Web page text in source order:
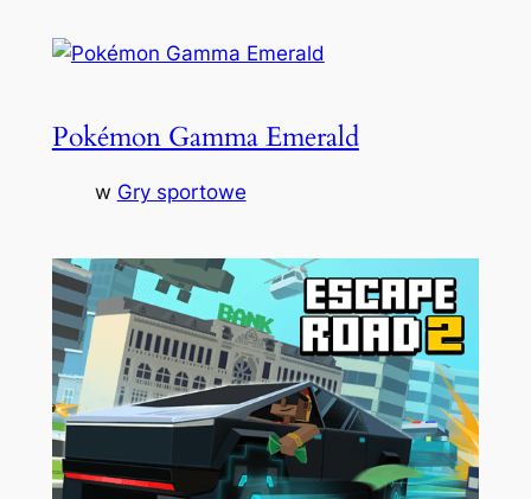
Pokémon Gamma Emerald
w Gry sportowe